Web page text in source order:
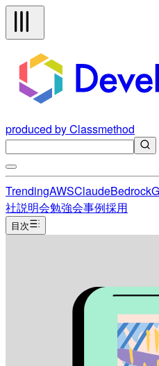
produced by Classmethod
TrendingAWSClaudeBedrock
社説明会勉強会事例採用
目次